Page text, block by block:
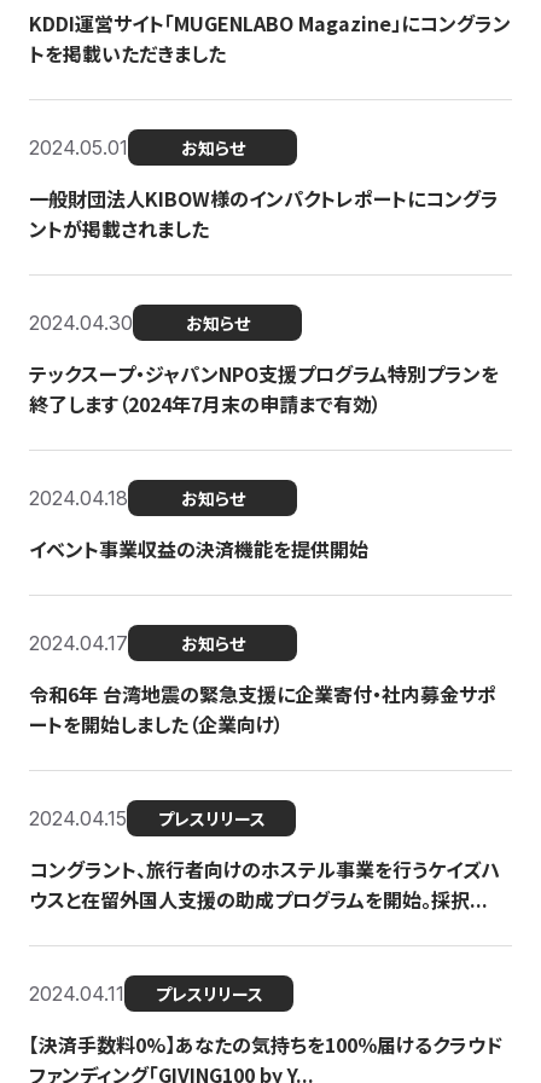
KDDI運営サイト「MUGENLABO Magazine」にコングラン
トを掲載いただきました
2024.05.01 お知らせ
一般財団法人KIBOW様のインパクトレポートにコングラ
ントが掲載されました
2024.04.30 お知らせ
テックスープ・ジャパンNPO支援プログラム特別プランを
終了します（2024年7月末の申請まで有効）
2024.04.18 お知らせ
イベント事業収益の決済機能を提供開始
2024.04.17 お知らせ
令和6年 台湾地震の緊急支援に企業寄付・社内募金サポ
ートを開始しました（企業向け）
2024.04.15 プレスリリース
コングラント、旅行者向けのホステル事業を行うケイズハ
ウスと在留外国人支援の助成プログラムを開始。採択...
2024.04.11 プレスリリース
【決済手数料0%】あなたの気持ちを100％届けるクラウド
ファンディング「GIVING100 by Y...